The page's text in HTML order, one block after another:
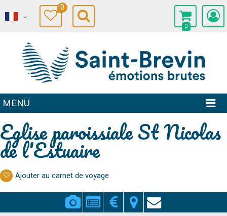
0
0
MENU
Eglise paroissiale St Nicolas
de l'Estuaire
Ajouter au carnet de voyage